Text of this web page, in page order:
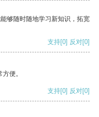
够随时随地学习新知识，拓宽
支持[0] 反对[0]
便。
支持[0] 反对[0]